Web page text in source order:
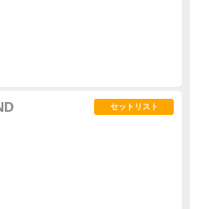
セットリスト